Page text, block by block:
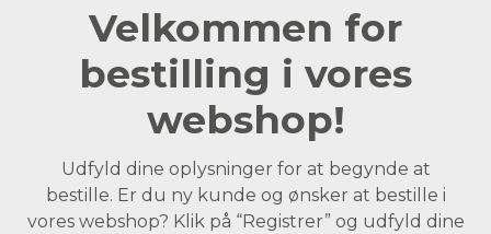
Velkommen for
bestilling i vores
webshop!
Udfyld dine oplysninger for at begynde at
bestille. Er du ny kunde og ønsker at bestille i
vores webshop? Klik på “Registrer” og udfyld dine